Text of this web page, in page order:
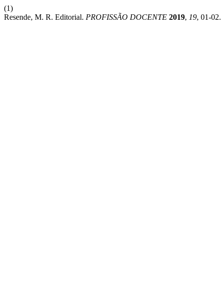
(1)
Resende, M. R. Editorial. PROFISSÃO DOCENTE 2019, 19, 01-02.